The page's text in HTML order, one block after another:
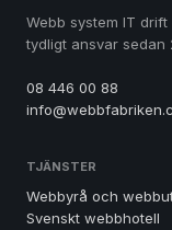
Webb system IT
tydligt ansvar sedan
08 446 00 88
TJÄNSTER
Webbyrå och
Svenskt webbhotell